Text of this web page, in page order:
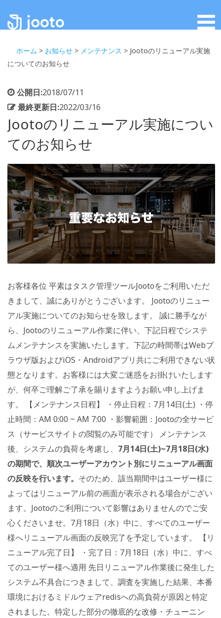
ホーム > お知らせ > メンテナンス > Jootoのリニューアル実施
についてのお知らせ
公開日:2018/07/11
最終更新日:2022/03/16
Jootoのリニューアル実施につい
てのお知らせ
お客様各位 平素はタスク管理ツールJootoをご利用いただ
きまして、誠にありがとうございます。 Jootoのリニュー
アル実施についてのお知らせを致します。 誠に勝手なが
ら、Jootoのリニューアル作業に伴い、下記日程でシステ
ムメンテナンスを実施いたします。下記の時間帯はWebブ
ラウザ版およびiOS・Androidアプリ共にご利用できない状
態となります。お客様には大変ご迷惑をお掛けいたします
が、何卒ご理解ご了承を賜りますようお願い申し上げま
す。 【メンテナンス日程】 ・停止日程：7月14日(土) ・停
止時間：AM 0:00 ~ AM 7:00 ・影響範囲：Jootoの全サービ
ス（サービスサイトの閲覧のみ可能です） メンテナンス
後、システムの負荷を考慮し、 7月14日(土)~7月18日(水)
の期間で、順次ユーザーアカウント別にリニューアル画面
の反映を行います。 そのため、該当期間中はユーザー様に
よってはリニューアル前の画面が表示される場合がござい
ます。Jootoのご利用について影響はありませんのでご安
心くださいませ。7月18日（水）中に、すべてのユーザー
様へリニューアル画面の反映完了を予定しています。 【リ
ニューアル完了日】 ・完了日：7月18日（水）中に、すべ
てのユーザー様へ適用 先日リニューアル作業後に発生した
システム不具合につきまして、調査を実施した結果、本番
環境におけるミドルウェアredisへの高負荷が原因と特定
されました。特定した部分の徹底的な改修・チューニン